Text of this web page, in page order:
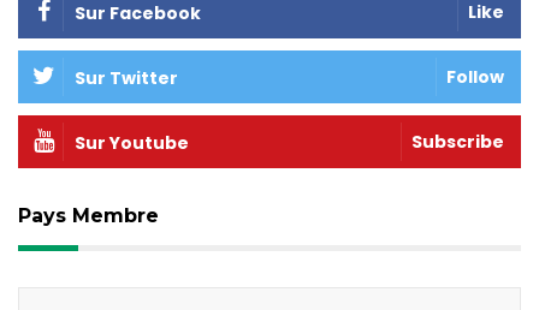
Sur Facebook Like
Sur Twitter Follow
Sur Youtube Subscribe
Pays Membre